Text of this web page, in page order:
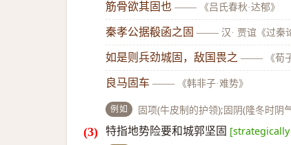
筋骨欲其固也 —— 《吕氏春秋·达郁》
秦孝公据殽函之固 —— 汉· 贾谊《过秦
如是则兵劲城固，敌国畏之 —— 《荀
良马固车 —— 《韩非子·难势》
例如 固项(牛皮制的护领);固阴(隆冬时阴
特指地势险要和城郭坚固